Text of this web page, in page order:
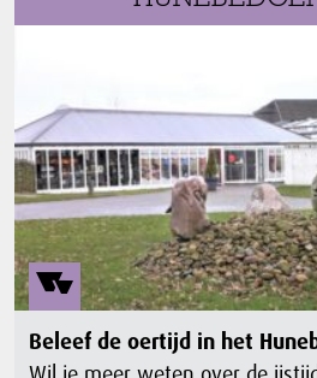
Beleef de oertijd in het